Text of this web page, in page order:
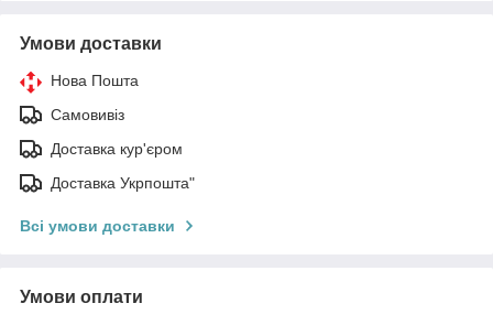
Умови доставки
Нова Пошта
Самовивіз
Доставка кур'єром
Доставка Укрпошта"
Всі умови доставки
Умови оплати